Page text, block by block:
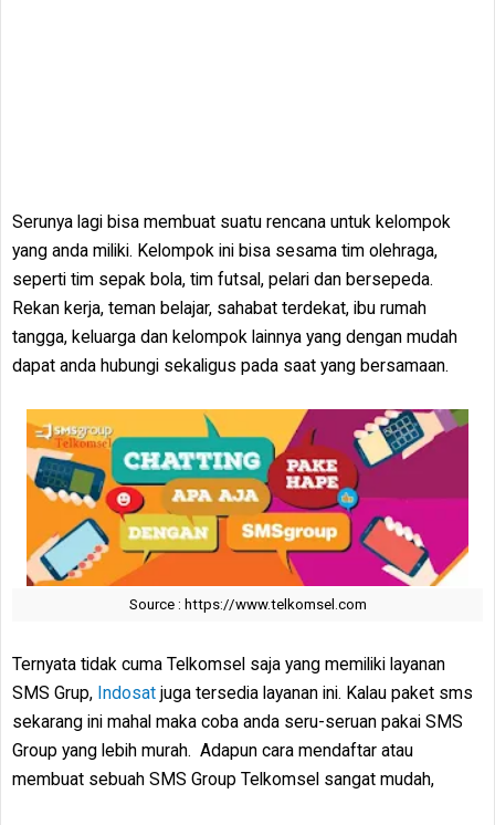
Serunya lagi bisa membuat suatu rencana untuk kelompok
yang anda miliki. Kelompok ini bisa sesama tim olehraga,
seperti tim sepak bola, tim futsal, pelari dan bersepeda.
Rekan kerja, teman belajar, sahabat terdekat, ibu rumah
tangga, keluarga dan kelompok lainnya yang dengan mudah
dapat anda hubungi sekaligus pada saat yang bersamaan.
Source : https://www.telkomsel.com
Ternyata tidak cuma Telkomsel saja yang memiliki layanan
SMS Grup, Indosat juga tersedia layanan ini. Kalau paket sms
sekarang ini mahal maka coba anda seru-seruan pakai SMS
Group yang lebih murah. Adapun cara mendaftar atau
membuat sebuah SMS Group Telkomsel sangat mudah,